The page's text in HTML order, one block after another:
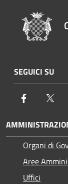
SEGUICI SU
Facebook
Organi di
Aree
Uffici